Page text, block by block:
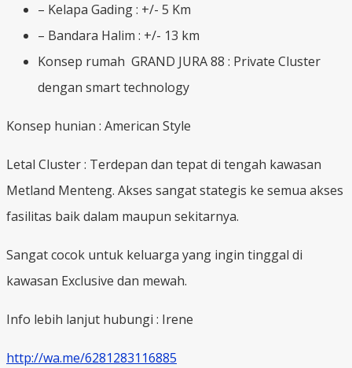
– Kelapa Gading : +/- 5 Km
– Bandara Halim : +/- 13 km
Konsep rumah GRAND JURA 88 : Private Cluster
dengan smart technology
Konsep hunian : American Style
Letal Cluster : Terdepan dan tepat di tengah kawasan
Metland Menteng. Akses sangat stategis ke semua akses
fasilitas baik dalam maupun sekitarnya.
Sangat cocok untuk keluarga yang ingin tinggal di
kawasan Exclusive dan mewah.
Info lebih lanjut hubungi : Irene
http://wa.me/6281283116885